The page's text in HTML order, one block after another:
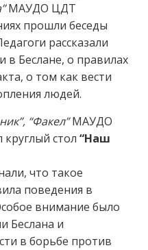
МАУДО ЦДТ
прошли беседы
рассказали
в Беслане, о правилах
о том как вести
людей.
“Факел”МАУДО
стол “Наш
что такое
поведения в
внимание было
Беслана и
в борьбе против